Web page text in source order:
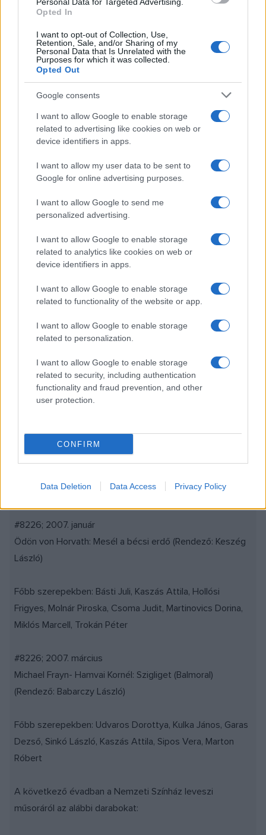
Opted In
I want to opt-out of Collection, Use,
Retention, Sale, and/or Sharing of my
Personal Data that Is Unrelated with the
Purposes for which it was collected.
Opted Out
Google consents
I want to allow Google to enable storage
related to advertising like cookies on web or
device identifiers in apps.
I want to allow my user data to be sent to
Google for online advertising purposes.
I want to allow Google to send me
personalized advertising.
I want to allow Google to enable storage
related to analytics like cookies on web or
device identifiers in apps.
I want to allow Google to enable storage
related to functionality of the website or app.
I want to allow Google to enable storage
related to personalization.
I want to allow Google to enable storage
related to security, including authentication
functionality and fraud prevention, and other
user protection.
CONFIRM
Data Deletion Data Access Privacy Policy
Főbb szerepekben: Básti Juli, Molnár Piroska, Schell Judit,
Judit, Hollósi Frigyes, Gazsó György, Mertz Tibor, Csankó
Zoltán, Söptei Andrea
A Stúdiószínpadon
#8226; 2006. október
Mosonyi Aliz: Varázsfuvola-mese (Rendező: Fodor Tamás)
A Stúdió "K" Színház és a Nemzeti Színház közös
Moli#232;re: Tartuffe (Rendező: Alföldi Róbert)
András, Rátóti Zoltán, Csoma Judit, Hevér Gábor,
A Nemzeti Színház és a Szentendrei Nyári Színház közös
produkciója
#8226; 2006. november
Sántha Ferenc-Hamvai Kornél: Az ötödik pecsét (Rendező:
Főbb szerepekben: Benedek Miklós, Rátóti Zoltán, Mertz
#8226; 2007. január
Ödön von Horvath: Mesél a bécsi erdő (Rendező: Keszég
László)
Főbb szerepekben: Básti Juli, Kaszás Attila, Hollósi
Frigyes, Molnár Piroska, Csoma Judit, Martinovics Dorina,
Miklós Marcell, Trokán Péter
#8226; 2007. március
Michael Frayn- Hamvai Kornél: Szigliget (Balmoral)
(Rendező: Babarczy László)
Főbb szerepekben: Udvaros Dorottya, Kulka János, Garas
Dezső, Sinkó László, Kaszás Attila, Sipos Vera, Marton
Róbert
A következő évadban a Nemzeti Színház leveszi
műsoráról az alábbi darabokat: